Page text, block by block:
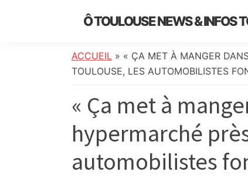
Ô TOULOUSE NEWS & INFOS
de
l’actualité
info
locale,
société,
culture,
politique,
ACCUEIL » « ÇA MET À MANGER
TOULOUSE, LES AUTOMOBILISTES
« Ça met à
hypermarché
automobilistes